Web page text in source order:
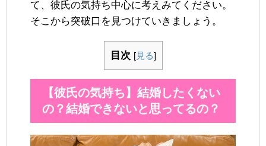
て、彼氏の気持ち中心に考えみてください。
そこから突破口を見つけていきましょう。
目次 [見る]
【彼氏の気持ち】結婚したくない
の？結婚できないと思ってるの？